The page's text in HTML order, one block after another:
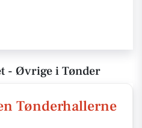
- Øvrige i Tønder
Tønderhallerne